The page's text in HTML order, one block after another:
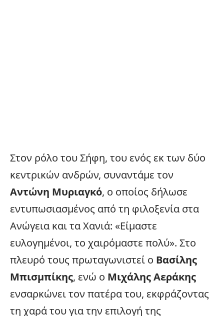
Στον ρόλο του Σήφη, του ενός εκ των δύο
κεντρικών ανδρών, συναντάμε τον
Αντώνη Μυριαγκό, ο οποίος δήλωσε
εντυπωσιασμένος από τη φιλοξενία στα
Ανώγεια και τα Χανιά: «Είμαστε
ευλογημένοι, το χαιρόμαστε πολύ». Στο
πλευρό τους πρωταγωνιστεί ο Βασίλης
Μπισμπίκης, ενώ ο Μιχάλης Αεράκης
ενσαρκώνει τον πατέρα του, εκφράζοντας
τη χαρά του για την επιλογή της